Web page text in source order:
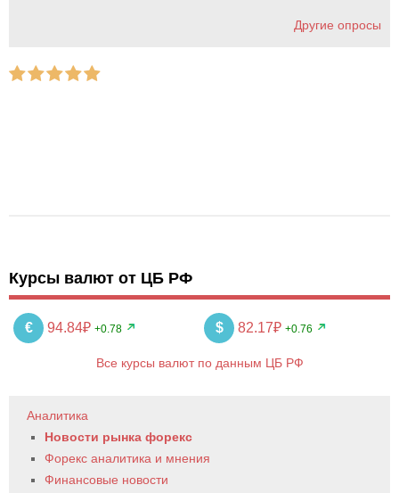
Другие опросы
Курсы валют от ЦБ РФ
€ 94.84₽ +0.78 $ 82.17₽ +0.76
Все курсы валют по данным ЦБ РФ
Аналитика
Новости рынка форекс
Форекс аналитика и мнения
Финансовые новости